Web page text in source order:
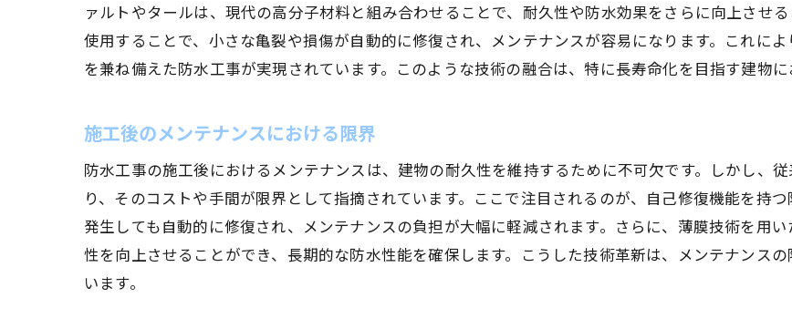
防水システムの進化とその背景
建物の寿命を延ばすための新戦略
持続可能な都市づくりと防水工事
次世代防水技術の開発と展望
湿潤気候における防水工事の重要性とその限界
湿潤気候が防水工事に与える影響
ァルトやタールは、現代の高分子材料と組み合わせることで、耐久性や防水効果をさらに向上させ
使用することで、小さな亀裂や損傷が自動的に修復され、メンテナンスが容易になります。これに
を兼ね備えた防水工事が実現されています。このような技術の融合は、特に長寿命化を目指す建物に
施工後のメンテナンスにおける限界
防水工事の施工後におけるメンテナンスは、建物の耐久性を維持するために不可欠です。しかし、
り、そのコストや手間が限界として指摘されています。ここで注目されるのが、自己修復機能を持
発生しても自動的に修復され、メンテナンスの負担が大幅に軽減されます。さらに、薄膜技術を用
性を向上させることができ、長期的な防水性能を確保します。こうした技術革新は、メンテナンス
います。